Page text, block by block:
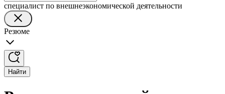
специалист по внешнеэкономической деятельности
Резюме
Найти